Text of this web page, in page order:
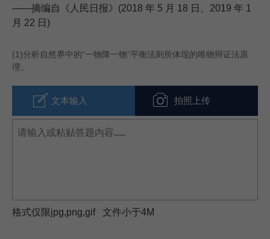
——摘编自《人民日报》(2018 年 5 月 18 日、2019 年 1
月 22 日)
(1)分析自然界中的“一物降一物”平衡法则所体现的唯物辩证法原
理。
文本输入 拍照上传
格式仅限jpg,png,gif 文件小于4M